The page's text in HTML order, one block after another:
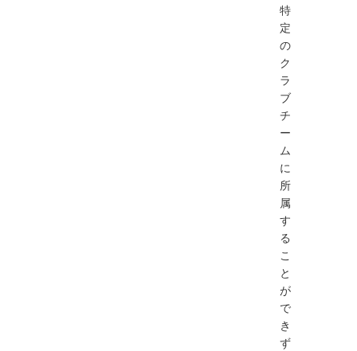
特
定
の
ク
ラ
ブ
チ
ー
ム
に
所
属
す
る
こ
と
が
で
き
ず